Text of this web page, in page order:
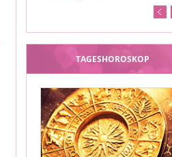
TAGESHOROSKOP